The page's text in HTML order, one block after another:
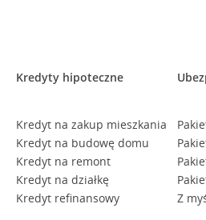
Kredyty hipoteczne
Kredyt na zakup mieszkania
Kredyt na budowę domu
Kredyt na remont
Kredyt na działkę
Kredyt refinansowy
Z